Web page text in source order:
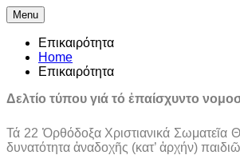
Menu
Επικαιρότητα
Home
Επικαιρότητα
Δελτίο τύπου γιά τό ἐπαίσχυντο
Τά 22 Ὀρθόδοξα Χριστιανικά Σωματεῖα
δυνατότητα ἀναδοχῆς (κατ’ ἀρχήν)